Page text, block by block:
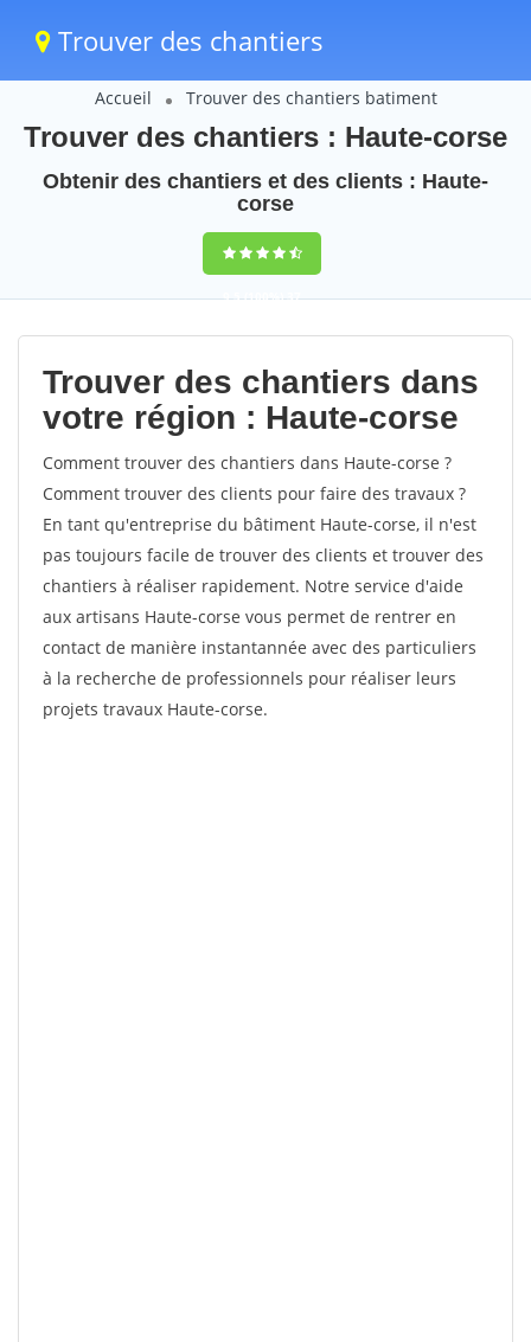
Trouver des chantiers
Accueil Trouver des chantiers batiment
Trouver des chantiers : Haute-corse
Obtenir des chantiers et des clients : Haute-
corse
9,5(100%)37
votes
Trouver des chantiers dans
votre région : Haute-corse
Comment trouver des chantiers dans Haute-corse ?
Comment trouver des clients pour faire des travaux ?
En tant qu'entreprise du bâtiment Haute-corse, il n'est
pas toujours facile de trouver des clients et trouver des
chantiers à réaliser rapidement. Notre service d'aide
aux artisans Haute-corse vous permet de rentrer en
contact de manière instantannée avec des particuliers
à la recherche de professionnels pour réaliser leurs
projets travaux Haute-corse.